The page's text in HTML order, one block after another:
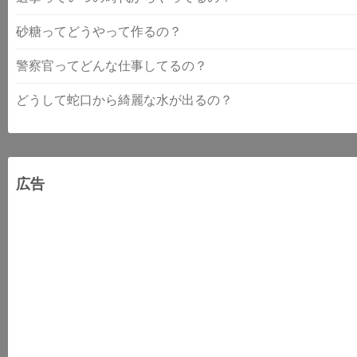
砂糖ってどうやって作るの？
警察官ってどんな仕事してるの？
どうして蛇口から綺麗な水が出るの？
広告